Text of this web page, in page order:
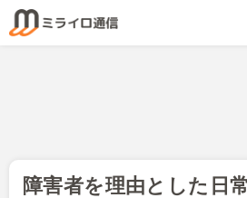
障害者を理由とした日